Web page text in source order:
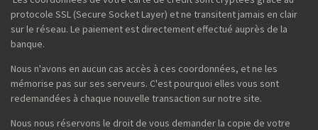
protocole SSL (Secure Socket Layer) et ne transitent jamais en clair
sur le réseau. Le paiement est directement effectué auprès de la
banque.
Nous n'avons en aucun cas accès à ces coordonnées, et ne les
mémorise pas sur ses serveurs. C'est pourquoi elles vous sont
redemandées à chaque nouvelle transaction sur notre site.
Nous nous réservons le droit de vous demander la copie de votre